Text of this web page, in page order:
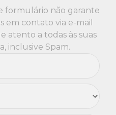
formulário não garante
em contato via e-mail
atento a todas às suas
inclusive Spam.